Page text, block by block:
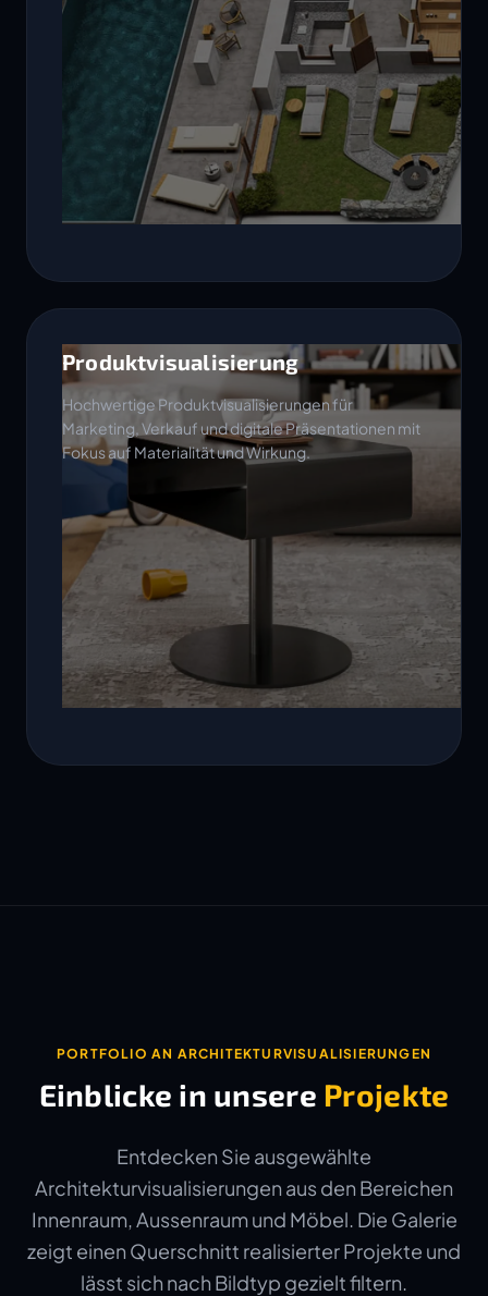
Produktvisualisierung
Hochwertige Produktvisualisierungen für
Marketing, Verkauf und digitale Präsentationen mit
Fokus auf Materialität und Wirkung.
PORTFOLIO AN ARCHITEKTURVISUALISIERUNGEN
Einblicke in unsere Projekte
Entdecken Sie ausgewählte
Architekturvisualisierungen aus den Bereichen
Innenraum, Aussenraum und Möbel. Die Galerie
zeigt einen Querschnitt realisierter Projekte und
lässt sich nach Bildtyp gezielt filtern.